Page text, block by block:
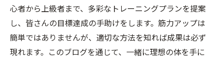
心者から上級者まで、多彩なトレーニングプランを提案
し、皆さんの目標達成の手助けをします。筋力アップは
簡単ではありませんが、適切な方法を知れば成果は必ず
現れます。このブログを通じて、一緒に理想の体を手に